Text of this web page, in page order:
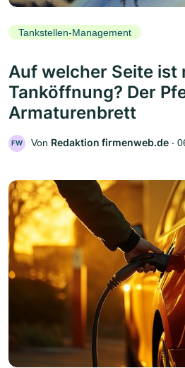
Tankstellen-Management
Auf welcher Seite ist
Tanköffnung? Der
Armaturenbrett
FW Von Redaktion firmenweb.de ‧